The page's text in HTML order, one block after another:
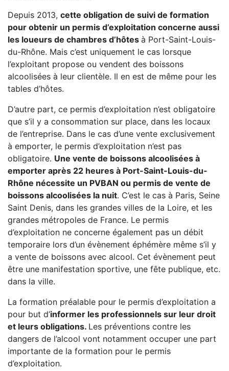
Depuis 2013, cette obligation de suivi de formation
pour obtenir un permis d’exploitation concerne aussi
les loueurs de chambres d’hôtes à Port-Saint-Louis-
du-Rhône. Mais c’est uniquement le cas lorsque
l’exploitant propose ou vendent des boissons
alcoolisées à leur clientèle. Il en est de même pour les
tables d’hôtes.
D’autre part, ce permis d’exploitation n’est obligatoire
que s’il y a consommation sur place, dans les locaux
de l’entreprise. Dans le cas d’une vente exclusivement
à emporter, le permis d’exploitation n’est pas
obligatoire. Une vente de boissons alcoolisées à
emporter après 22 heures à Port-Saint-Louis-du-
Rhône nécessite un PVBAN ou permis de vente de
boissons alcoolisées la nuit. C’est le cas à Paris, Seine
Saint Denis, dans les grandes villes de la Loire, et les
grandes métropoles de France. Le permis
d’exploitation ne concerne également pas un débit
temporaire lors d’un évènement éphémère même s’il y
a vente de boissons avec alcool. Cet évènement peut
être une manifestation sportive, une fête publique, etc.
dans la ville.
La formation préalable pour le permis d’exploitation a
pour but d’informer les professionnels sur leur droit
et leurs obligations. Les préventions contre les
dangers de l’alcool vont notamment occuper une part
importante de la formation pour le permis
d’exploitation.